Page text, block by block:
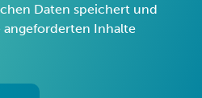
Daten speichert und
Inhalte